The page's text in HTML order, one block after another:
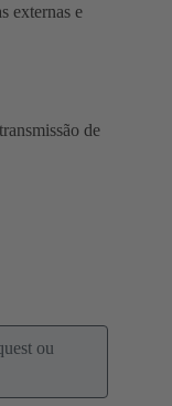
externas e
de
ou